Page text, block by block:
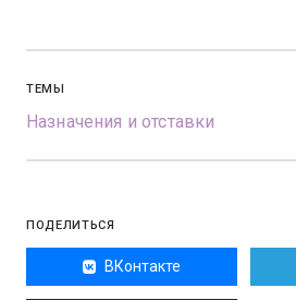
ТЕМЫ
Назначения и отставки
ПОДЕЛИТЬСЯ
ВКонтакте